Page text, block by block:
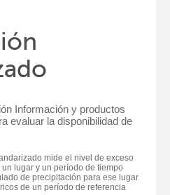
Información y productos
evaluar la disponibilidad de
mide el nivel de exceso
lugar y un período de tiempo
de precipitación para ese lugar
de un período de referencia